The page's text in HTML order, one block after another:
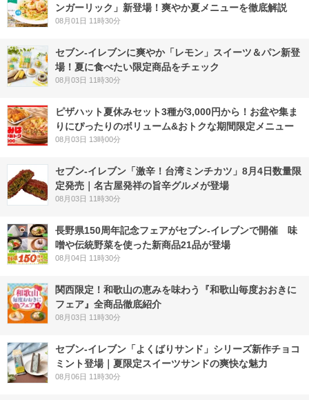
ンガーリック」新登場！爽やか夏メニューを徹底解説
08月01日 11時30分
セブン‐イレブンに爽やか「レモン」スイーツ＆パン新登
場！夏に食べたい限定商品をチェック
08月03日 11時30分
ピザハット夏休みセット3種が3,000円から！お盆や集ま
りにぴったりのボリューム&おトクな期間限定メニュー
08月03日 13時00分
セブン-イレブン「激辛！台湾ミンチカツ」8月4日数量限
定発売｜名古屋発祥の旨辛グルメが登場
08月03日 11時30分
長野県150周年記念フェアがセブン-イレブンで開催 味
噌や伝統野菜を使った新商品21品が登場
08月04日 11時30分
関西限定！和歌山の恵みを味わう『和歌山毎度おおきに
フェア』全商品徹底紹介
08月03日 11時30分
セブン‐イレブン「よくばりサンド」シリーズ新作チョコ
ミント登場｜夏限定スイーツサンドの爽快な魅力
08月06日 11時30分